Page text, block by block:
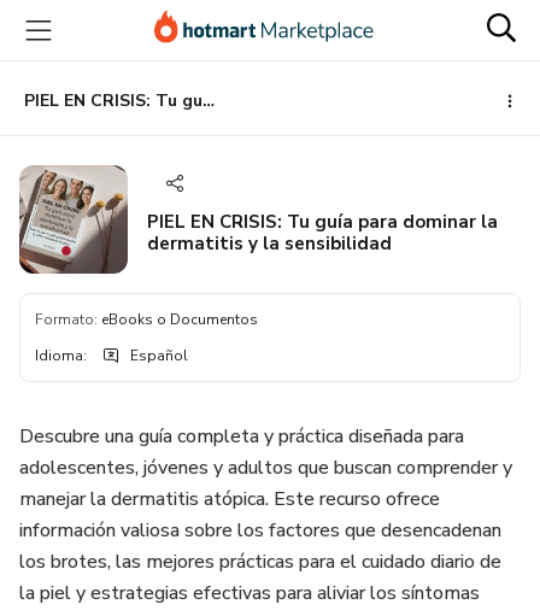
principal
página
de
página
PIEL EN CRISIS: Tu guía para dominar la dermatitis y la sensibilidad
PIEL EN CRISIS: Tu guía para dominar la
dermatitis y la sensibilidad
Formato: eBooks o Documentos
Idioma: Español
Descubre una guía completa y práctica diseñada para
adolescentes, jóvenes y adultos que buscan comprender y
manejar la dermatitis atópica. Este recurso ofrece
información valiosa sobre los factores que desencadenan
los brotes, las mejores prácticas para el cuidado diario de
la piel y estrategias efectivas para aliviar los síntomas